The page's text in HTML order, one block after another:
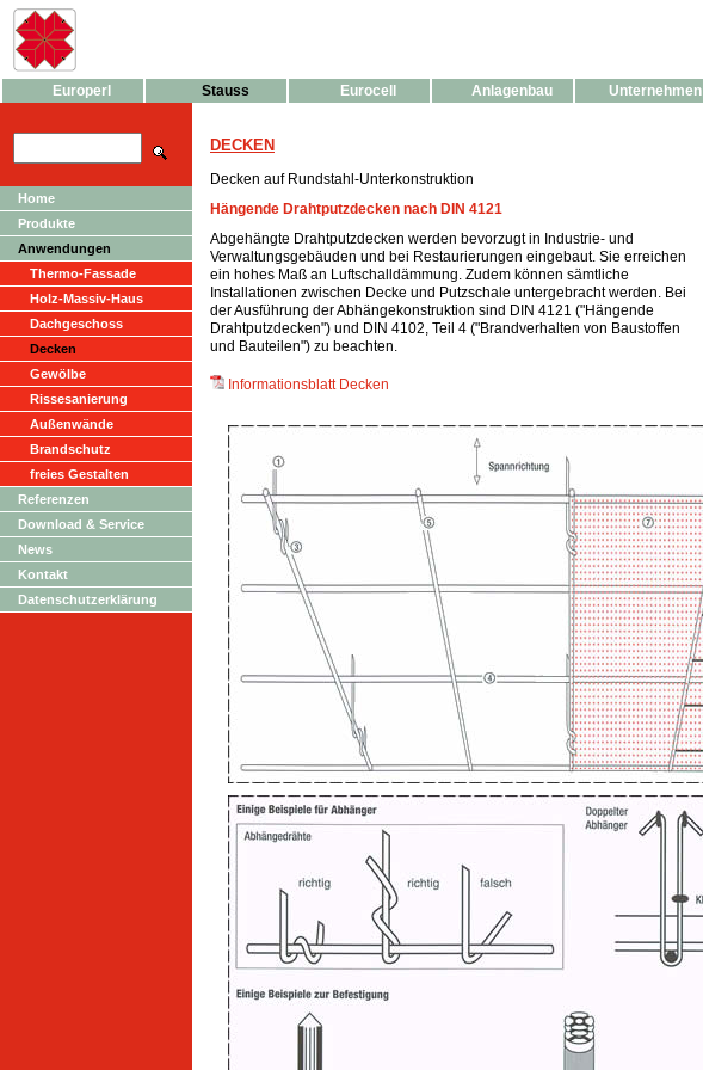
Europerl Stauss Eurocell Anlagenbau Unternehmen
Home
Produkte
Anwendungen
Thermo-Fassade
Holz-Massiv-Haus
Dachgeschoss
Decken
Gewölbe
Rissesanierung
Außenwände
Brandschutz
freies Gestalten
Referenzen
Download & Service
News
Kontakt
Datenschutzerklärung
DECKEN
Decken auf Rundstahl-Unterkonstruktion
Hängende Drahtputzdecken nach DIN 4121
Abgehängte Drahtputzdecken werden bevorzugt in Industrie- und
Verwaltungsgebäuden und bei Restaurierungen eingebaut. Sie erreichen
ein hohes Maß an Luftschalldämmung. Zudem können sämtliche
Installationen zwischen Decke und Putzschale untergebracht werden. Bei
der Ausführung der Abhängekonstruktion sind DIN 4121 ("Hängende
Drahtputzdecken") und DIN 4102, Teil 4 ("Brandverhalten von Baustoffen
und Bauteilen") zu beachten.
Informationsblatt Decken